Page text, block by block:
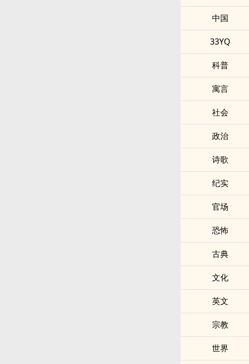
中国
33YQ
科普
寓言
社会
政治
诗歌
纪实
官场
恐怖
古典
文化
英文
宗教
世界